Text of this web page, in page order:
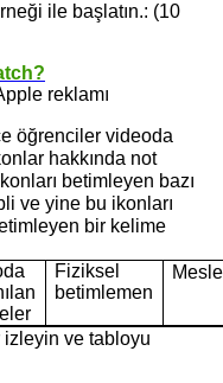
ile başlatın.: (10
reklamı
öğrenciler videoda
hakkında not
betimleyen bazı
ve yine bu ikonları
bir kelime
Fiziksel
betimlemen
ve tabloyu